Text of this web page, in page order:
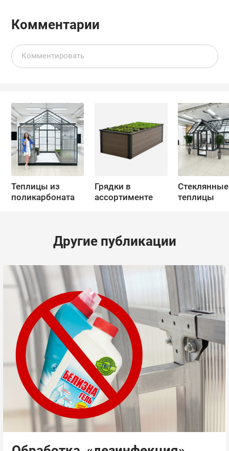
Комментарии
Теплицы из
поликарбоната
Грядки в
ассортименте
Стеклянные
теплицы
Другие публикации